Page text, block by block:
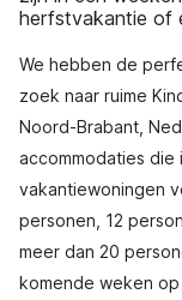
herfstvakantie of
We hebben de
zoek naar ruime
Noord-Brabant,
accommodaties
vakantiewoningen
personen, 12
meer dan 20
komende weken